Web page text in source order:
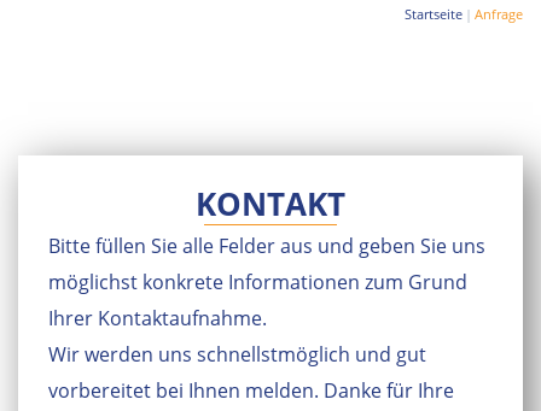
Startseite | Anfrage
KONTAKT
Bitte füllen Sie alle Felder aus und geben Sie uns
möglichst konkrete Informationen zum Grund
Ihrer Kontaktaufnahme.
Wir werden uns schnellstmöglich und gut
vorbereitet bei Ihnen melden. Danke für Ihre